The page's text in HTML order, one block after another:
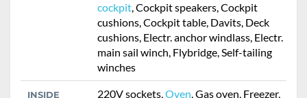
cockpit, Cockpit speakers, Cockpit
cushions, Cockpit table, Davits, Deck
cushions, Electr. anchor windlass, Electr.
main sail winch, Flybridge, Self-tailing
winches
INSIDE 220V sockets,Oven, Gas oven, Freezer,